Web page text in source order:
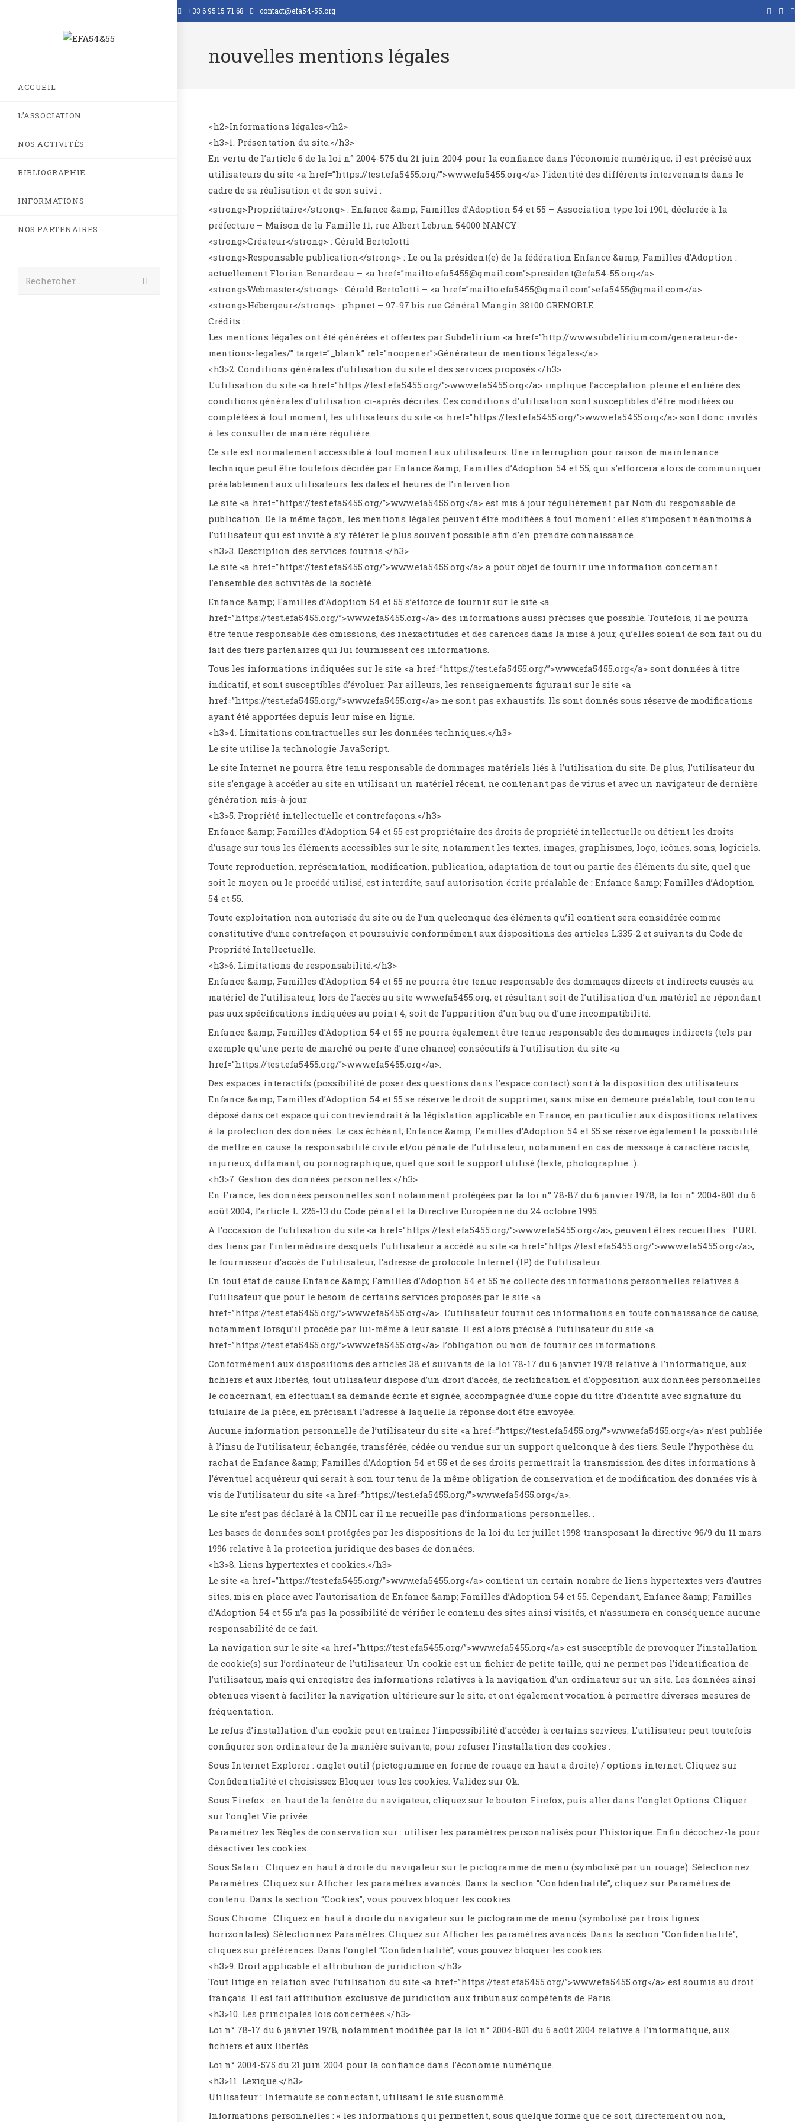
Skip
to
+33 6 95 15 71 68 contact@efa54-55.org
ACCUEIL
L’ASSOCIATION
NOS ACTIVITÉS
BIBLIOGRAPHIE
INFORMATIONS
NOS PARTENAIRES
Rechercher… Envoyer
la
nouvelles mentions légales
<h2>Informations légales</h2>
<h3>1. Présentation du site.</h3>
En vertu de l’article 6 de la loi n° 2004-575 du 21 juin 2004 pour la confiance dans l’économie numérique, il est précisé aux
utilisateurs du site <a href=”https://test.efa5455.org/”>www.efa5455.org</a> l’identité des différents intervenants dans le
cadre de sa réalisation et de son suivi :
<strong>Propriétaire</strong> : Enfance &amp; Familles d’Adoption 54 et 55 – Association type loi 1901, déclarée à la
préfecture – Maison de la Famille 11, rue Albert Lebrun 54000 NANCY
<strong>Créateur</strong> : Gérald Bertolotti
<strong>Responsable publication</strong> : Le ou la président(e) de la fédération Enfance &amp; Familles d’Adoption :
actuellement Florian Benardeau – <a href=”mailto:efa5455@gmail.com”>president@efa54-55.org</a>
<strong>Webmaster</strong> : Gérald Bertolotti – <a href=”mailto:efa5455@gmail.com”>efa5455@gmail.com</a>
<strong>Hébergeur</strong> : phpnet – 97-97 bis rue Général Mangin 38100 GRENOBLE
Crédits :
Les mentions légales ont été générées et offertes par Subdelirium <a href=”http://www.subdelirium.com/generateur-de-
mentions-legales/” target=”_blank” rel=”noopener”>Générateur de mentions légales</a>
<h3>2. Conditions générales d’utilisation du site et des services proposés.</h3>
L’utilisation du site <a href=”https://test.efa5455.org/”>www.efa5455.org</a> implique l’acceptation pleine et entière des
conditions générales d’utilisation ci-après décrites. Ces conditions d’utilisation sont susceptibles d’être modifiées ou
complétées à tout moment, les utilisateurs du site <a href=”https://test.efa5455.org/”>www.efa5455.org</a> sont donc invités
à les consulter de manière régulière.
Ce site est normalement accessible à tout moment aux utilisateurs. Une interruption pour raison de maintenance
technique peut être toutefois décidée par Enfance &amp; Familles d’Adoption 54 et 55, qui s’efforcera alors de communiquer
préalablement aux utilisateurs les dates et heures de l’intervention.
Le site <a href=”https://test.efa5455.org/”>www.efa5455.org</a> est mis à jour régulièrement par Nom du responsable de
publication. De la même façon, les mentions légales peuvent être modifiées à tout moment : elles s’imposent néanmoins à
l’utilisateur qui est invité à s’y référer le plus souvent possible afin d’en prendre connaissance.
<h3>3. Description des services fournis.</h3>
Le site <a href=”https://test.efa5455.org/”>www.efa5455.org</a> a pour objet de fournir une information concernant
l’ensemble des activités de la société.
Enfance &amp; Familles d’Adoption 54 et 55 s’efforce de fournir sur le site <a
href=”https://test.efa5455.org/”>www.efa5455.org</a> des informations aussi précises que possible. Toutefois, il ne pourra
être tenue responsable des omissions, des inexactitudes et des carences dans la mise à jour, qu’elles soient de son fait ou du
fait des tiers partenaires qui lui fournissent ces informations.
Tous les informations indiquées sur le site <a href=”https://test.efa5455.org/”>www.efa5455.org</a> sont données à titre
indicatif, et sont susceptibles d’évoluer. Par ailleurs, les renseignements figurant sur le site <a
href=”https://test.efa5455.org/”>www.efa5455.org</a> ne sont pas exhaustifs. Ils sont donnés sous réserve de modifications
ayant été apportées depuis leur mise en ligne.
<h3>4. Limitations contractuelles sur les données techniques.</h3>
Le site utilise la technologie JavaScript.
Le site Internet ne pourra être tenu responsable de dommages matériels liés à l’utilisation du site. De plus, l’utilisateur du
site s’engage à accéder au site en utilisant un matériel récent, ne contenant pas de virus et avec un navigateur de dernière
génération mis-à-jour
<h3>5. Propriété intellectuelle et contrefaçons.</h3>
Enfance &amp; Familles d’Adoption 54 et 55 est propriétaire des droits de propriété intellectuelle ou détient les droits
d’usage sur tous les éléments accessibles sur le site, notamment les textes, images, graphismes, logo, icônes, sons, logiciels.
Toute reproduction, représentation, modification, publication, adaptation de tout ou partie des éléments du site, quel que
soit le moyen ou le procédé utilisé, est interdite, sauf autorisation écrite préalable de : Enfance &amp; Familles d’Adoption
54 et 55.
Toute exploitation non autorisée du site ou de l’un quelconque des éléments qu’il contient sera considérée comme
constitutive d’une contrefaçon et poursuivie conformément aux dispositions des articles L.335-2 et suivants du Code de
Propriété Intellectuelle.
<h3>6. Limitations de responsabilité.</h3>
Enfance &amp; Familles d’Adoption 54 et 55 ne pourra être tenue responsable des dommages directs et indirects causés au
matériel de l’utilisateur, lors de l’accès au site www.efa5455.org, et résultant soit de l’utilisation d’un matériel ne répondant
pas aux spécifications indiquées au point 4, soit de l’apparition d’un bug ou d’une incompatibilité.
Enfance &amp; Familles d’Adoption 54 et 55 ne pourra également être tenue responsable des dommages indirects (tels par
exemple qu’une perte de marché ou perte d’une chance) consécutifs à l’utilisation du site <a
href=”https://test.efa5455.org/”>www.efa5455.org</a>.
Des espaces interactifs (possibilité de poser des questions dans l’espace contact) sont à la disposition des utilisateurs.
Enfance &amp; Familles d’Adoption 54 et 55 se réserve le droit de supprimer, sans mise en demeure préalable, tout contenu
déposé dans cet espace qui contreviendrait à la législation applicable en France, en particulier aux dispositions relatives
à la protection des données. Le cas échéant, Enfance &amp; Familles d’Adoption 54 et 55 se réserve également la possibilité
de mettre en cause la responsabilité civile et/ou pénale de l’utilisateur, notamment en cas de message à caractère raciste,
injurieux, diffamant, ou pornographique, quel que soit le support utilisé (texte, photographie…).
<h3>7. Gestion des données personnelles.</h3>
En France, les données personnelles sont notamment protégées par la loi n° 78-87 du 6 janvier 1978, la loi n° 2004-801 du 6
août 2004, l’article L. 226-13 du Code pénal et la Directive Européenne du 24 octobre 1995.
A l’occasion de l’utilisation du site <a href=”https://test.efa5455.org/”>www.efa5455.org</a>, peuvent êtres recueillies : l’URL
des liens par l’intermédiaire desquels l’utilisateur a accédé au site <a href=”https://test.efa5455.org/”>www.efa5455.org</a>,
le fournisseur d’accès de l’utilisateur, l’adresse de protocole Internet (IP) de l’utilisateur.
En tout état de cause Enfance &amp; Familles d’Adoption 54 et 55 ne collecte des informations personnelles relatives à
l’utilisateur que pour le besoin de certains services proposés par le site <a
href=”https://test.efa5455.org/”>www.efa5455.org</a>. L’utilisateur fournit ces informations en toute connaissance de cause,
notamment lorsqu’il procède par lui-même à leur saisie. Il est alors précisé à l’utilisateur du site <a
href=”https://test.efa5455.org/”>www.efa5455.org</a> l’obligation ou non de fournir ces informations.
Conformément aux dispositions des articles 38 et suivants de la loi 78-17 du 6 janvier 1978 relative à l’informatique, aux
fichiers et aux libertés, tout utilisateur dispose d’un droit d’accès, de rectification et d’opposition aux données personnelles
le concernant, en effectuant sa demande écrite et signée, accompagnée d’une copie du titre d’identité avec signature du
titulaire de la pièce, en précisant l’adresse à laquelle la réponse doit être envoyée.
Aucune information personnelle de l’utilisateur du site <a href=”https://test.efa5455.org/”>www.efa5455.org</a> n’est publiée
à l’insu de l’utilisateur, échangée, transférée, cédée ou vendue sur un support quelconque à des tiers. Seule l’hypothèse du
rachat de Enfance &amp; Familles d’Adoption 54 et 55 et de ses droits permettrait la transmission des dites informations à
l’éventuel acquéreur qui serait à son tour tenu de la même obligation de conservation et de modification des données vis à
vis de l’utilisateur du site <a href=”https://test.efa5455.org/”>www.efa5455.org</a>.
Le site n’est pas déclaré à la CNIL car il ne recueille pas d’informations personnelles. .
Les bases de données sont protégées par les dispositions de la loi du 1er juillet 1998 transposant la directive 96/9 du 11 mars
1996 relative à la protection juridique des bases de données.
<h3>8. Liens hypertextes et cookies.</h3>
Le site <a href=”https://test.efa5455.org/”>www.efa5455.org</a> contient un certain nombre de liens hypertextes vers d’autres
sites, mis en place avec l’autorisation de Enfance &amp; Familles d’Adoption 54 et 55. Cependant, Enfance &amp; Familles
d’Adoption 54 et 55 n’a pas la possibilité de vérifier le contenu des sites ainsi visités, et n’assumera en conséquence aucune
responsabilité de ce fait.
La navigation sur le site <a href=”https://test.efa5455.org/”>www.efa5455.org</a> est susceptible de provoquer l’installation
de cookie(s) sur l’ordinateur de l’utilisateur. Un cookie est un fichier de petite taille, qui ne permet pas l’identification de
l’utilisateur, mais qui enregistre des informations relatives à la navigation d’un ordinateur sur un site. Les données ainsi
obtenues visent à faciliter la navigation ultérieure sur le site, et ont également vocation à permettre diverses mesures de
fréquentation.
Le refus d’installation d’un cookie peut entraîner l’impossibilité d’accéder à certains services. L’utilisateur peut toutefois
configurer son ordinateur de la manière suivante, pour refuser l’installation des cookies :
Sous Internet Explorer : onglet outil (pictogramme en forme de rouage en haut a droite) / options internet. Cliquez sur
Confidentialité et choisissez Bloquer tous les cookies. Validez sur Ok.
Sous Firefox : en haut de la fenêtre du navigateur, cliquez sur le bouton Firefox, puis aller dans l’onglet Options. Cliquer
sur l’onglet Vie privée.
Paramétrez les Règles de conservation sur : utiliser les paramètres personnalisés pour l’historique. Enfin décochez-la pour
désactiver les cookies.
Sous Safari : Cliquez en haut à droite du navigateur sur le pictogramme de menu (symbolisé par un rouage). Sélectionnez
Paramètres. Cliquez sur Afficher les paramètres avancés. Dans la section “Confidentialité”, cliquez sur Paramètres de
contenu. Dans la section “Cookies”, vous pouvez bloquer les cookies.
Sous Chrome : Cliquez en haut à droite du navigateur sur le pictogramme de menu (symbolisé par trois lignes
horizontales). Sélectionnez Paramètres. Cliquez sur Afficher les paramètres avancés. Dans la section “Confidentialité”,
cliquez sur préférences. Dans l’onglet “Confidentialité”, vous pouvez bloquer les cookies.
<h3>9. Droit applicable et attribution de juridiction.</h3>
Tout litige en relation avec l’utilisation du site <a href=”https://test.efa5455.org/”>www.efa5455.org</a> est soumis au droit
français. Il est fait attribution exclusive de juridiction aux tribunaux compétents de Paris.
<h3>10. Les principales lois concernées.</h3>
Loi n° 78-17 du 6 janvier 1978, notamment modifiée par la loi n° 2004-801 du 6 août 2004 relative à l’informatique, aux
fichiers et aux libertés.
Loi n° 2004-575 du 21 juin 2004 pour la confiance dans l’économie numérique.
<h3>11. Lexique.</h3>
Utilisateur : Internaute se connectant, utilisant le site susnommé.
Informations personnelles : « les informations qui permettent, sous quelque forme que ce soit, directement ou non,